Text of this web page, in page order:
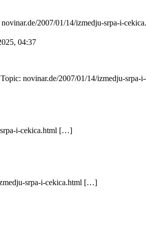
2007/01/14/izmedju-srpa-i-
04:37
novinar.de/2007/01/14/izmedju-
i-cekica.html […]
srpa-i-cekica.html […]